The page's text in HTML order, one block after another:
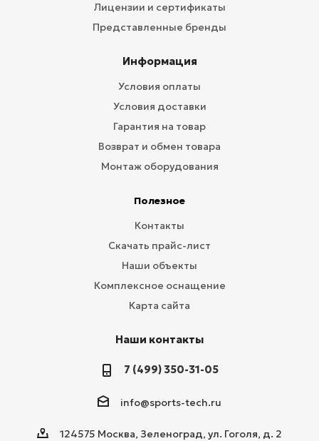
Лицензии и сертификаты
Представленные бренды
Информация
Условия оплаты
Условия доставки
Гарантия на товар
Возврат и обмен товара
Монтаж оборудования
Полезное
Контакты
Скачать прайс-лист
Наши объекты
Комплексное оснащение
Карта сайта
Наши контакты
7 (499) 350-31-05
info@sports-tech.ru
124575 Москва, Зеленоград, ул. Гоголя, д. 2